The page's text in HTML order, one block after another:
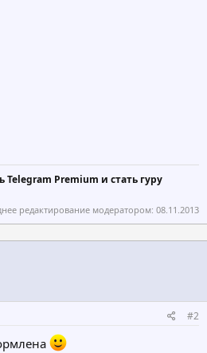
Premium и стать гуру
редактирование модератором: 08.11.2013
#2